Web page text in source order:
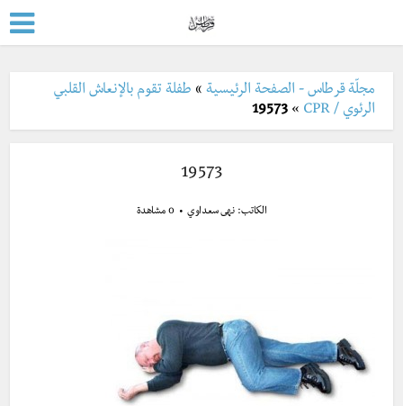
مجلّة قرطاس - الصفحة الرئيسية » طفلة تقوم بالإنعاش القلبي
الرئوي / CPR
»
19573
19573
الكاتب:نهى سعداوي 0 مشاهدة